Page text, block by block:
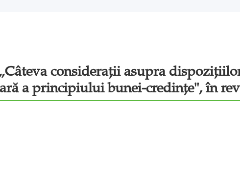
considerații asupra
a principiului bunei-credințe", în